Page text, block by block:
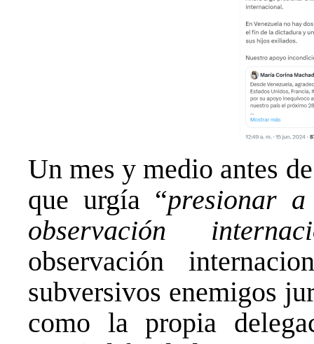
Un mes y medio antes
que urgía “presionar
observación
observación
subversivos enemigos
como la propia